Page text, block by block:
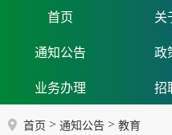
首页 关
通知公告 政
业务办理 招
首页 > 通知公告 > 教育